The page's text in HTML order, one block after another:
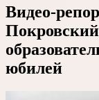
Видео-
юбилей